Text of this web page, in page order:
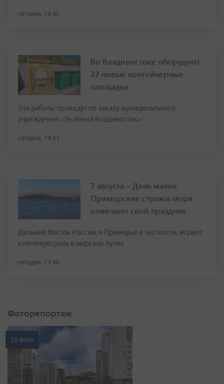
сегодня, 14:42
Во Владивостоке оборудуют
22 новые контейнерные
площадки
Эти работы проведут по заказу муниципального
учреждения «Зелёный Владивосток»
сегодня, 14:21
7 августа – День маяка:
Приморские стражи моря
отмечают свой праздник
Дальний Восток России, и Приморье в частности, играют
ключевую роль в морских путях
сегодня, 13:46
Фоторепортаж
20 фото